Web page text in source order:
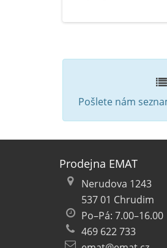
Pošlete nám
Prodejna EMAT
Nerudova 1243
537 01 Chrudim
Po–Pá: 7.00–16.00
469 622 733